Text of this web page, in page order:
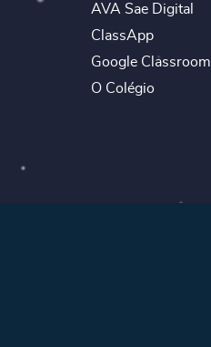
AVA Sae Digital
ClassApp
Google Classroom
O Colégio